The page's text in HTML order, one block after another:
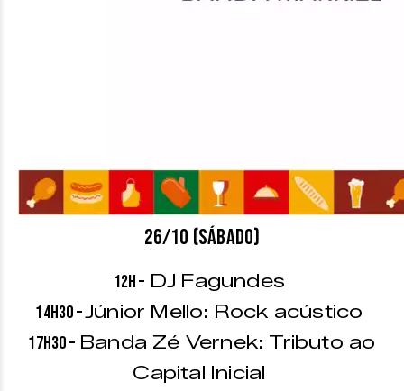
26/10 (sábado)
12h – DJ Fagundes
14h30 –Júnior Mello: Rock acústico
17h30 –Banda Zé Vernek: Tributo ao
Capital Inicial